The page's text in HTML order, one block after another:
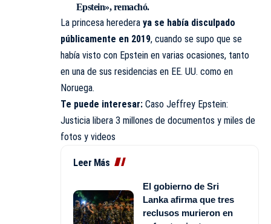
Epstein», remachó.
La princesa heredera ya se había disculpado
públicamente en 2019, cuando se supo que se
había visto con Epstein en varias ocasiones, tanto
en una de sus residencias en EE. UU. como en
Noruega.
Te puede interesar: Caso Jeffrey Epstein:
Justicia libera 3 millones de documentos y miles de
fotos y videos
Leer Más
El gobierno de Sri
Lanka afirma que tres
reclusos murieron en